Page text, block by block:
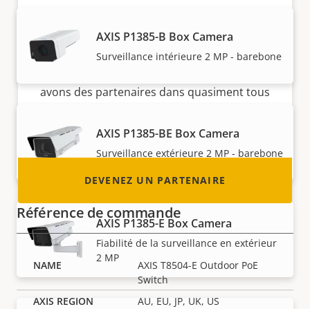
AXIS P1385-B Box Camera
Surveillance intérieure 2 MP - barebone
AXIS P1385-BE Box Camera
Surveillance extérieure 2 MP - barebone
AXIS P1385-E Box Camera
Fiabilité de la surveillance en extérieur
2 MP
Devenez un partenaire
Vous êtes un revendeur, un distributeur, un
avons des partenaires dans quasiment tous
devenir un !
DEVENEZ UN PARTENAIRE
Référence de commande
AXIS T8504-E Outdoor PoE
Switch
AU, EU, JP, UK, US